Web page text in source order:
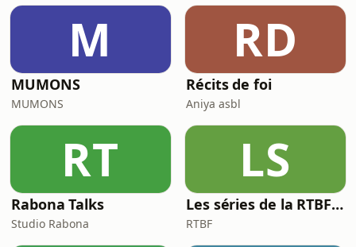
schoenen beter zijn, en waarom je
sneller wordt door trager te lopen. ­
Aflevering 3: ­ In deze &nbs
M
MUMONS
MUMONS
RD
Récits de foi
Aniya asbl
RT
Rabona Talks
Studio Rabona
LS
Les séries de la RTBF : Histoire(s)
RTBF